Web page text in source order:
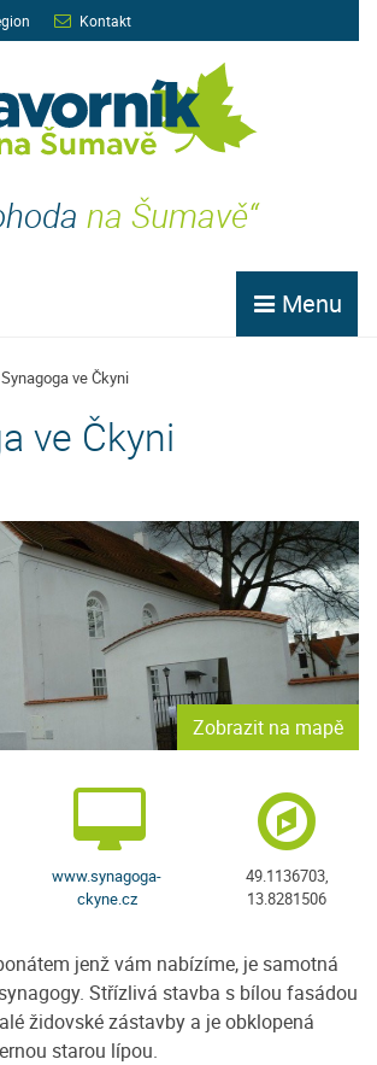
Kontakt
na Šumavě“
Menu
Synagoga ve Čkyni
ve Čkyni
Zobrazit na mapě
www.synagoga-
ckyne.cz
49.1136703,
13.8281506
jenž vám nabízíme, je samotná
Střízlivá stavba s bílou fasádou
židovské zástavby a je obklopená
starou lípou.